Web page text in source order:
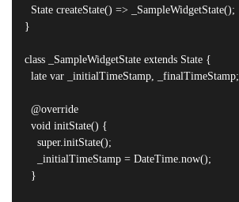
  State
createState() => _SampleWidgetState();
}
class _SampleWidgetState extends State {
  late var _initialTimeStamp, _finalTimeStamp;
  @override
  void initState() {
    super.initState();
    _initialTimeStamp = DateTime.now();
  }